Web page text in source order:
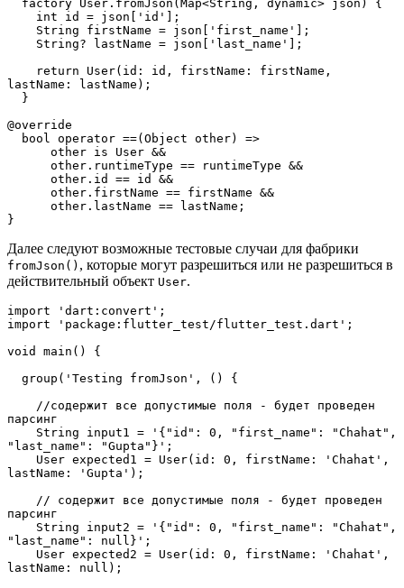
  factory User.fromJson(Map<String, dynamic> json) {
    int id = json['id'];
    String firstName = json['first_name'];
    String? lastName = json['last_name'];
lastName: lastName);
  }
@override
  bool operator ==(Object other) =>
      other is User &&
      other.runtimeType == runtimeType &&
      other.id == id &&
      other.firstName == firstName &&
      other.lastName == lastName;
}
Далее следуют возможные тестовые случаи для фабрики
fromJson() , которые могут разрешиться или не разрешиться в
действительный объект User.
import 'dart:convert';
import 'package:flutter_test/flutter_test.dart';
void main() {
  group('Testing fromJson', () {
парсинг
"last_name": "Gupta"}';
lastName: 'Gupta');
парсинг
"last_name": null}';
lastName: null);